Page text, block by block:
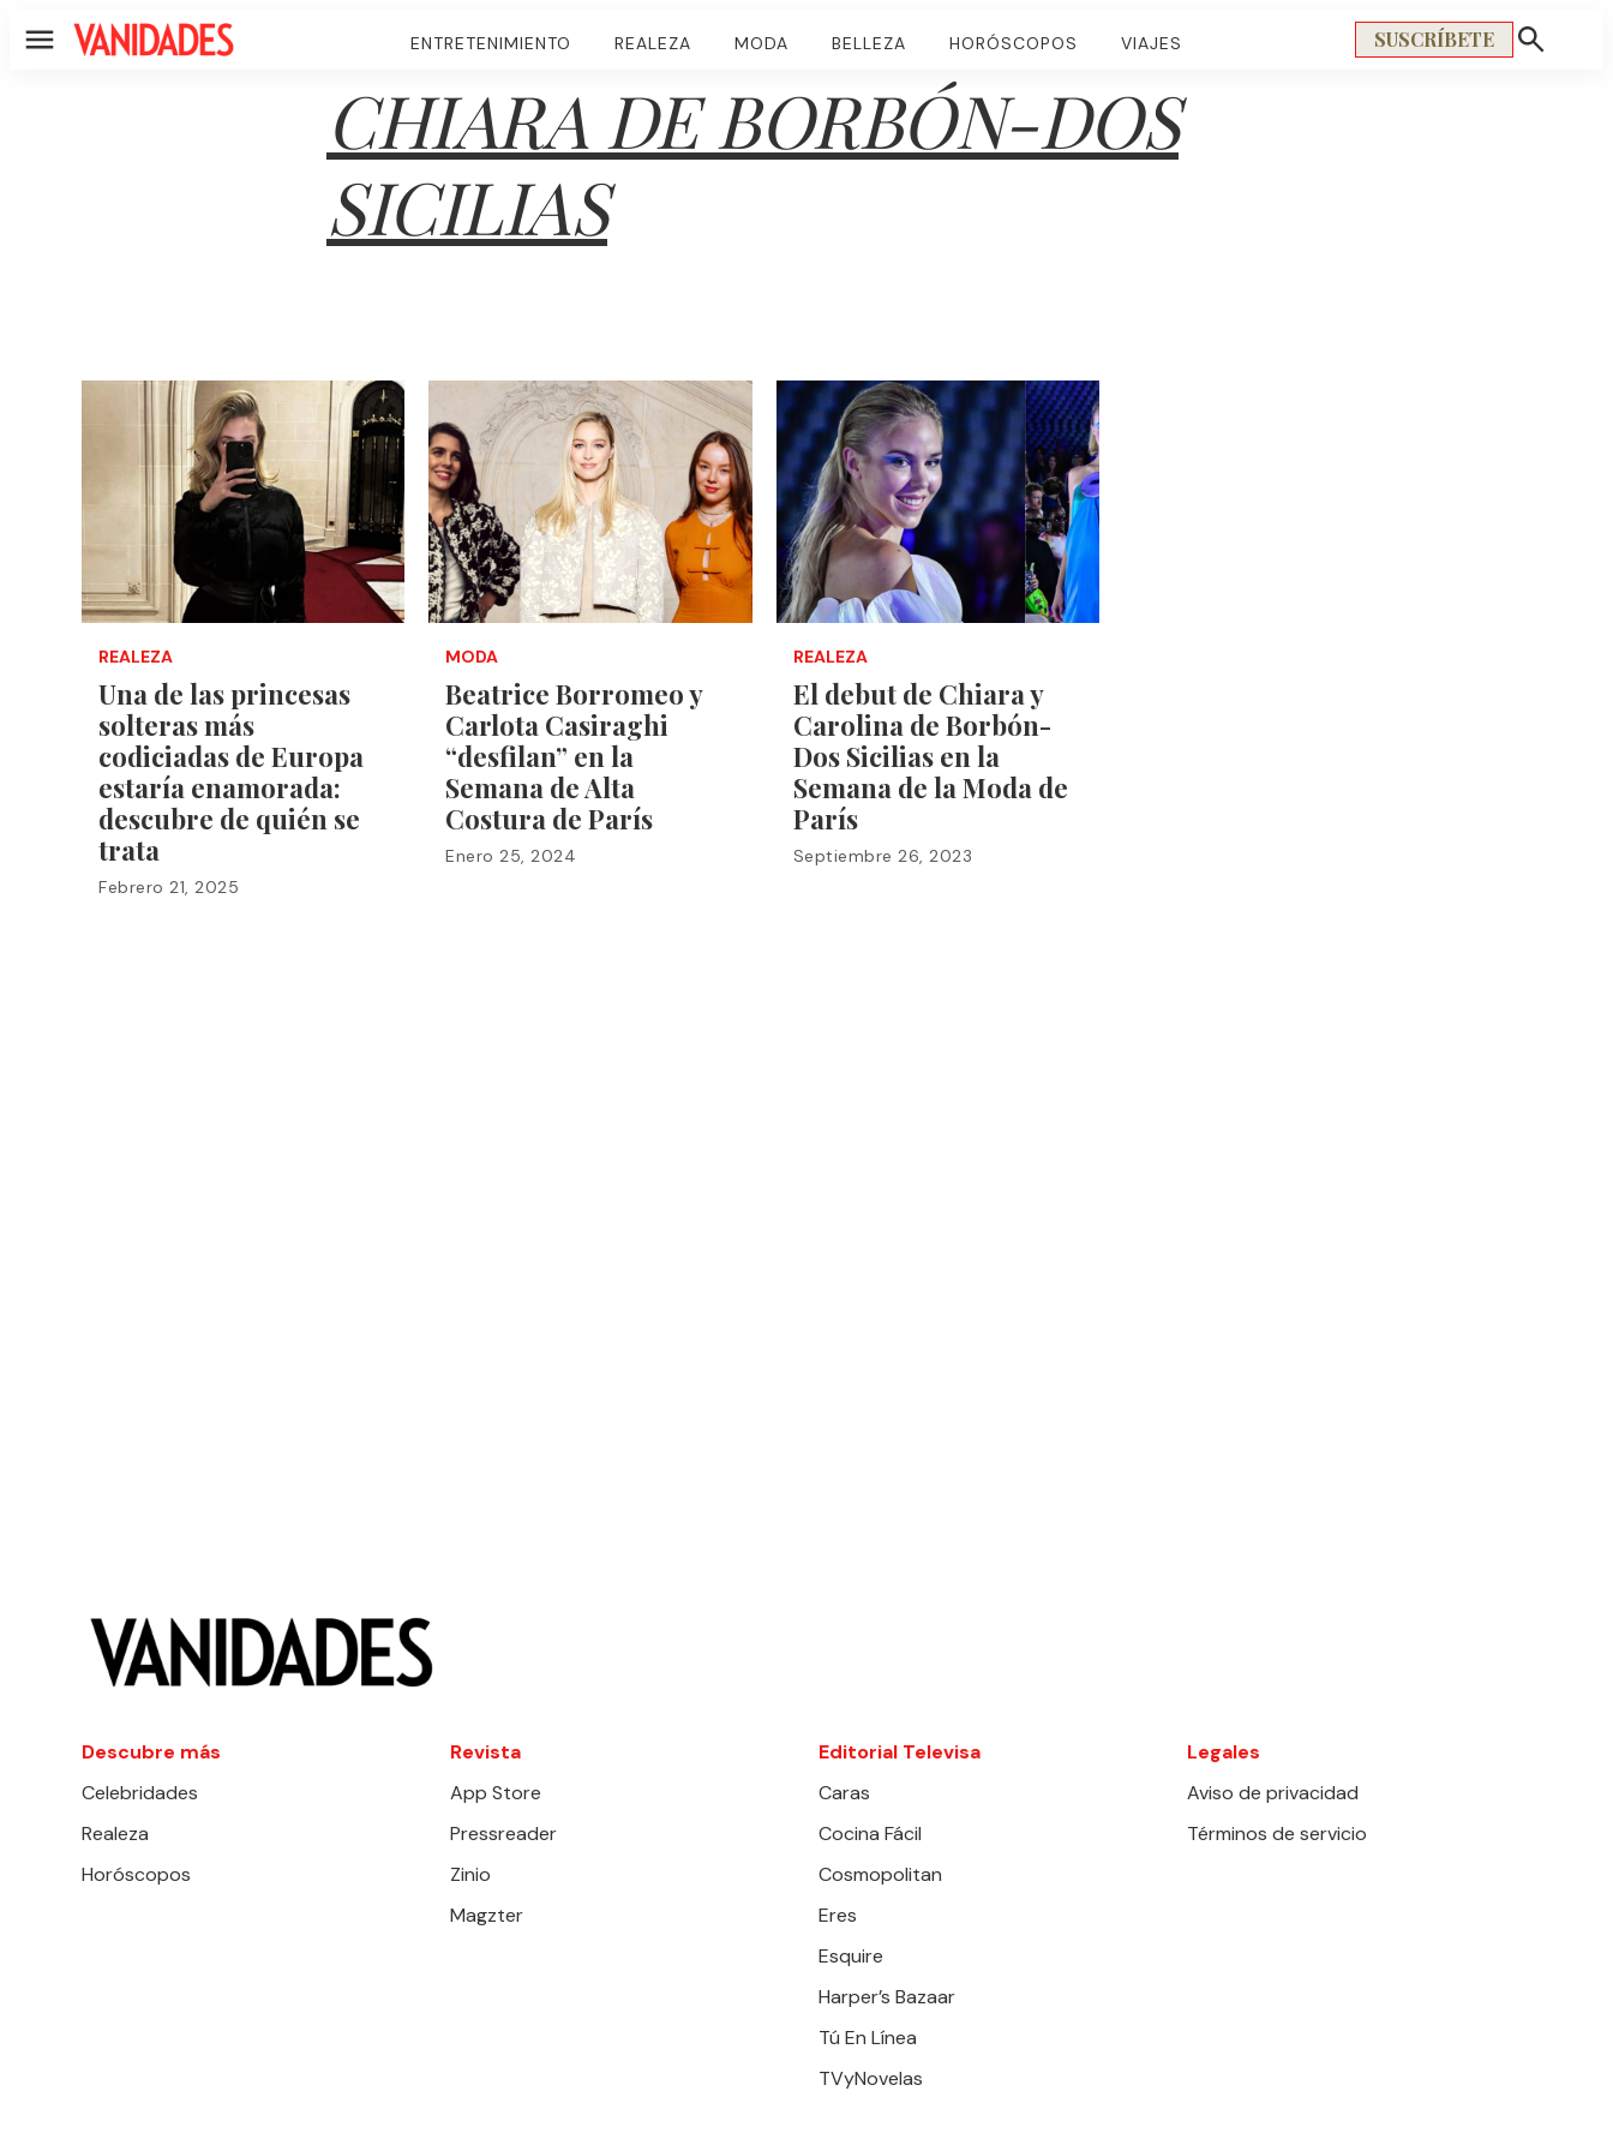
Menú ENTRETENIMIENTO REALEZA MODA BELLEZA HORÓSCOPOS VIAJES SUSCRÍBETE
Mostrar
CHIARA DE BORBÓN-DOS
SICILIAS
REALEZA
Una de las princesas
solteras más
codiciadas de Europa
estaría enamorada:
descubre de quién se
trata
Febrero 21, 2025
MODA
Beatrice Borromeo y
Carlota Casiraghi
“desfilan” en la
Semana de Alta
Costura de París
Enero 25, 2024
REALEZA
El debut de Chiara y
Carolina de Borbón-
Dos Sicilias en la
Semana de la Moda de
París
Septiembre 26, 2023
Descubre más
Celebridades
Realeza
Horóscopos
Revista
App Store
Pressreader
Zinio
Magzter
Editorial Televisa
Caras
Cocina Fácil
Cosmopolitan
Eres
Esquire
Harper’s Bazaar
Tú En Línea
TVyNovelas
Legales
Aviso de privacidad
Términos de servicio